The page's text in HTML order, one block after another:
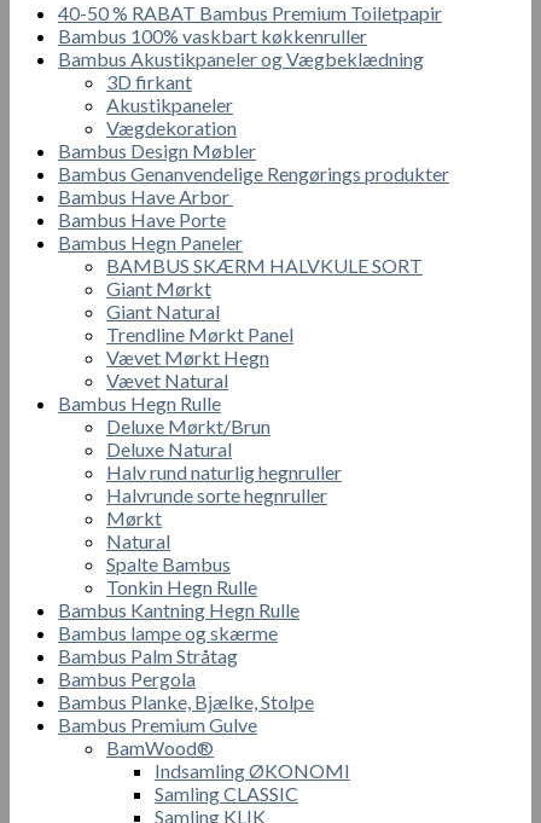
40-50 % RABAT Bambus Premium Toiletpapir
Bambus 100% vaskbart køkkenruller
Bambus Akustikpaneler og Vægbeklædning
3D firkant
Akustikpaneler
Vægdekoration
Bambus Design Møbler
Bambus Genanvendelige Rengørings produkter
Bambus Have Arbor
Bambus Have Porte
Bambus Hegn Paneler
BAMBUS SKÆRM HALVKULE SORT
Giant Mørkt
Giant Natural
Trendline Mørkt Panel
Vævet Mørkt Hegn
Vævet Natural
Bambus Hegn Rulle
Deluxe Mørkt/Brun
Deluxe Natural
Halv rund naturlig hegnruller
Halvrunde sorte hegnruller
Mørkt
Natural
Spalte Bambus
Tonkin Hegn Rulle
Bambus Kantning Hegn Rulle
Bambus lampe og skærme
Bambus Palm Stråtag
Bambus Pergola
Bambus Planke, Bjælke, Stolpe
Bambus Premium Gulve
BamWood®
Indsamling ØKONOMI
Samling CLASSIC
Samling KLIK